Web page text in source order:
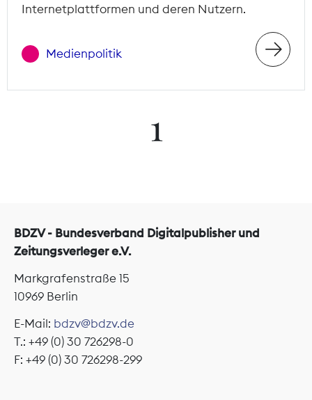
Internetplattformen und deren Nutzern.
Medienpolitik
1
BDZV - Bundesverband Digitalpublisher und
Zeitungsverleger e.V.
Markgrafenstraße 15
10969 Berlin
E-Mail: bdzv@bdzv.de
T.: +49 (0) 30 726298-0
F: +49 (0) 30 726298-299